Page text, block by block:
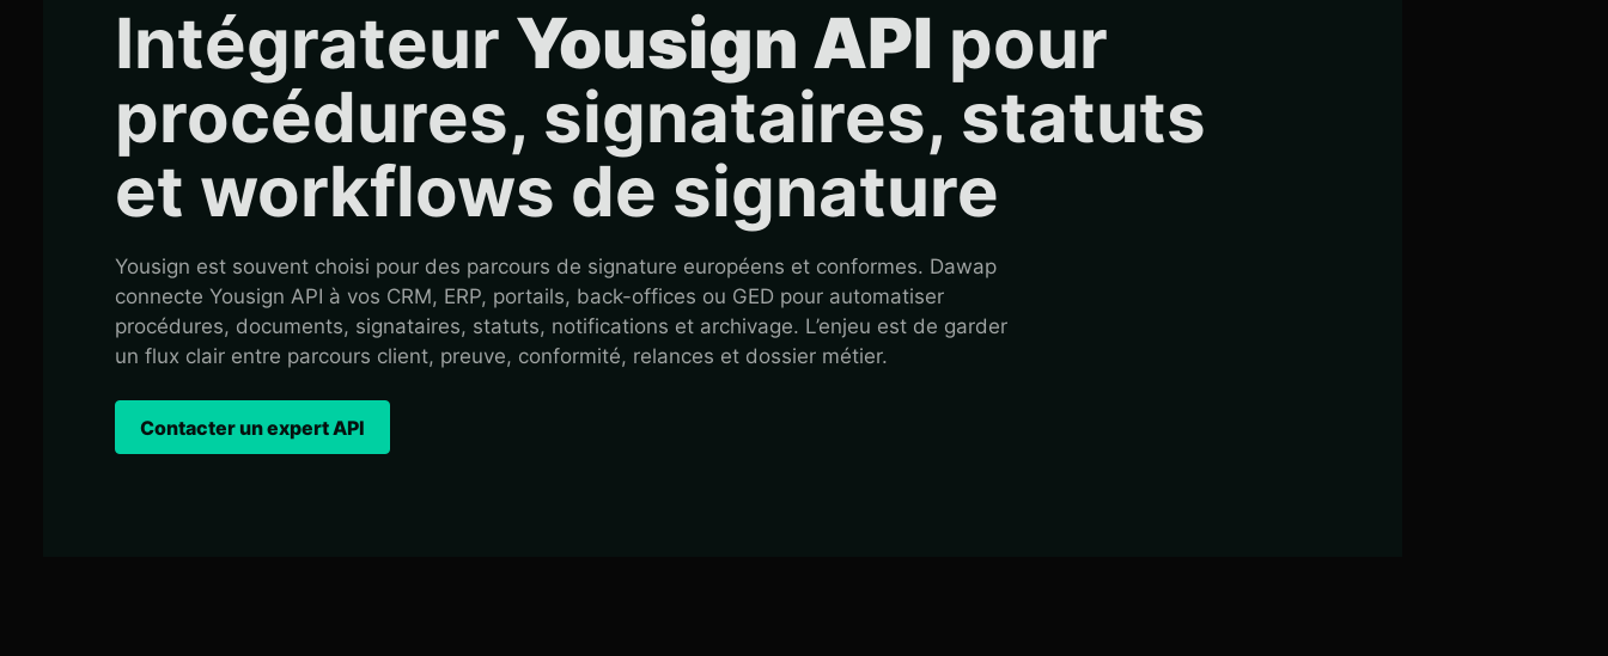
Intégrateur Yousign API pour
procédures, signataires, statuts
et workflows de signature
Yousign est souvent choisi pour des parcours de signature européens et conformes. Dawap
connecte Yousign API à vos CRM, ERP, portails, back-offices ou GED pour automatiser
procédures, documents, signataires, statuts, notifications et archivage. L’enjeu est de garder
un flux clair entre parcours client, preuve, conformité, relances et dossier métier.
Contacter un expert API